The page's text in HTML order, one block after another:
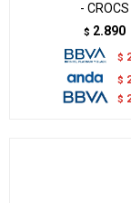
- CROCS
$ 2.890
$
$
$